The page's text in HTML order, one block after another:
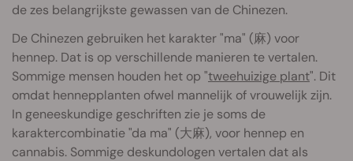
de zes belangrijkste gewassen van de Chinezen.
De Chinezen gebruiken het karakter "ma" (麻) voor
hennep. Dat is op verschillende manieren te vertalen.
Sommige mensen houden het op "tweehuizige plant". Dit
omdat hennepplanten ofwel mannelijk of vrouwelijk zijn.
In geneeskundige geschriften zie je soms de
karaktercombinatie "da ma" (大麻), voor hennep en
cannabis. Sommige deskundologen vertalen dat als